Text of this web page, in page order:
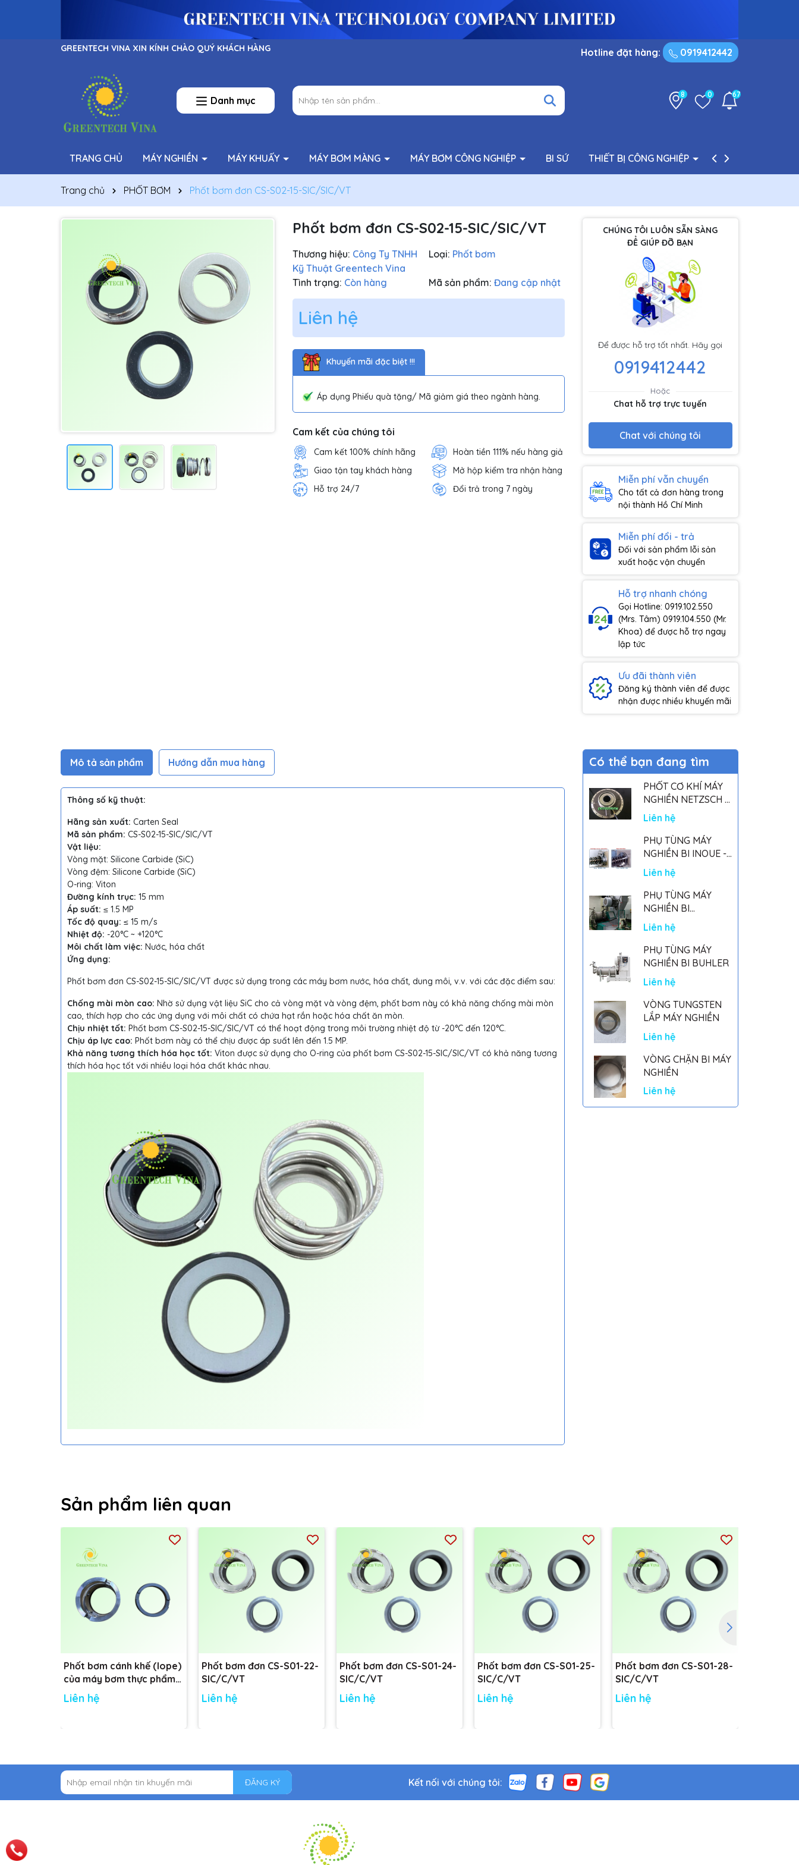
GREENTECH VINA XIN KÍNH CHÀO QUÝ KHÁCH HÀNG Hotline đặt hàng: 0919412442
Danh mục
8 0 67
TRANG CHỦ MÁY NGHIỀN MÁY KHUẤY MÁY BƠM MÀNG MÁY BƠM CÔNG NGHIỆP BI SỨ THIẾT BỊ CÔNG NGHIỆP PHỤ TÙNG BƠM
Trang chủ PHỐT BƠM Phốt bơm đơn CS-S02-15-SIC/SIC/VT
Phốt bơm đơn CS-S02-15-SIC/SIC/VT
Thương hiệu: Công Ty TNHH
Kỹ Thuật Greentech Vina
Loại: Phốt bơm
Tình trạng: Còn hàng Mã sản phẩm: Đang cập nhật
Liên hệ
Khuyến mãi đặc biệt !!!
Áp dụng Phiếu quà tặng/ Mã giảm giá theo ngành hàng.
Cam kết của chúng tôi
Cam kết 100% chính hãng
Hoàn tiền 111% nếu hàng giả
Giao tận tay khách hàng
Mở hộp kiểm tra nhận hàng
Hỗ trợ 24/7
Đổi trả trong 7 ngày
CHÚNG TÔI LUÔN SẴN SÀNG
ĐỂ GIÚP ĐỠ BẠN
Để được hỗ trợ tốt nhất. Hãy gọi
0919412442
Hoặc
Chat hỗ trợ trực tuyến
Chat với chúng tôi
Miễn phí vẫn chuyển
Cho tất cả đơn hàng trong
nội thành Hồ Chí Minh
Miễn phí đổi - trả
Đối với sản phẩm lỗi sản
xuất hoặc vận chuyển
Hỗ trợ nhanh chóng
Gọi Hotline: 0919.102.550
(Mrs. Tâm) 0919.104.550 (Mr.
Khoa) để được hỗ trợ ngay
lập tức
Ưu đãi thành viên
Đăng ký thành viên để được
nhận được nhiều khuyến mãi
Mô tả sản phẩm Hướng dẫn mua hàng
Thông số kỹ thuật:
Hãng sản xuất: Carten Seal
Mã sản phẩm: CS-S02-15-SIC/SIC/VT
Vật liệu:
Vòng mặt: Silicone Carbide (SiC)
Vòng đệm: Silicone Carbide (SiC)
O-ring: Viton
Đường kính trục: 15 mm
Áp suất: ≤ 1.5 MP
Tốc độ quay: ≤ 15 m/s
Nhiệt độ: -20°C ~ +120°C
Môi chất làm việc: Nước, hóa chất
Ứng dụng:
Phốt bơm đơn CS-S02-15-SIC/SIC/VT được sử dụng trong các máy bơm nước, hóa chất, dung môi, v.v. với các đặc điểm sau:
Chống mài mòn cao: Nhờ sử dụng vật liệu SiC cho cả vòng mặt và vòng đệm, phốt bơm này có khả năng chống mài mòn
cao, thích hợp cho các ứng dụng với môi chất có chứa hạt rắn hoặc hóa chất ăn mòn.
Chịu nhiệt tốt: Phốt bơm CS-S02-15-SIC/SIC/VT có thể hoạt động trong môi trường nhiệt độ từ -20°C đến 120°C.
Chịu áp lực cao: Phốt bơm này có thể chịu được áp suất lên đến 1.5 MP.
Khả năng tương thích hóa học tốt: Viton được sử dụng cho O-ring của phốt bơm CS-S02-15-SIC/SIC/VT có khả năng tương
thích hóa học tốt với nhiều loại hóa chất khác nhau.
Có thể bạn đang tìm
PHỐT CƠ KHÍ MÁY
NGHIỀN NETZSCH -
GERMANY
Liên hệ
PHỤ TÙNG MÁY
NGHIỀN BI INOUE -
PARTS FOR MHGII-
50 MIGHTY MILL
MARK II
Liên hệ
PHỤ TÙNG MÁY
NGHIỀN BI
NETSZCH
Liên hệ
PHỤ TÙNG MÁY
NGHIỀN BI BUHLER
Liên hệ
VÒNG TUNGSTEN
LẮP MÁY NGHIỀN
Liên hệ
VÒNG CHẶN BI MÁY
NGHIỀN
Liên hệ
Sản phẩm liên quan
Phốt bơm cánh khế (lope)
của máy bơm thực phẩm
Nakakin - Đường kính trục:
48mm
Liên hệ
Phốt bơm đơn CS-S01-22-
SIC/C/VT
Liên hệ
Phốt bơm đơn CS-S01-24-
SIC/C/VT
Liên hệ
Phốt bơm đơn CS-S01-25-
SIC/C/VT
Liên hệ
Phốt bơm đơn CS-S01-28-
SIC/C/VT
Liên hệ
ĐĂNG KÝ Kết nối với chúng tôi: